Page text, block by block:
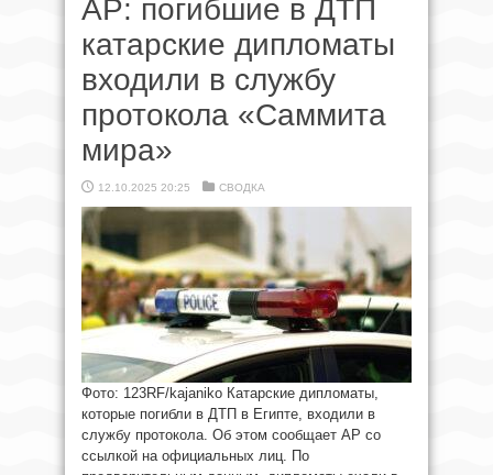
AP: погибшие в ДТП
катарские дипломаты
входили в службу
протокола «Саммита
мира»
12.10.2025 20:25 СВОДКА
Фото: 123RF/kajaniko Катарские дипломаты,
которые погибли в ДТП в Египте, входили в
службу протокола. Об этом сообщает AP со
ссылкой на официальных лиц. По